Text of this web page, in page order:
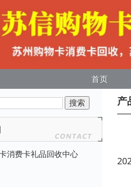
首页
消费卡礼品回收中心
产